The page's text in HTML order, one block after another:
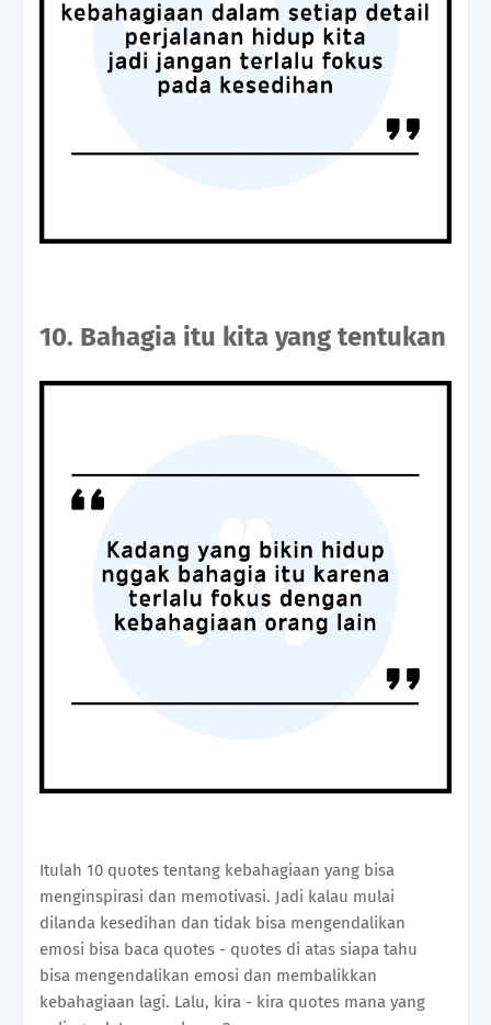
10. Bahagia itu kita yang tentukan
Itulah 10 quotes tentang kebahagiaan yang bisa
menginspirasi dan memotivasi. Jadi kalau mulai
dilanda kesedihan dan tidak bisa mengendalikan
emosi bisa baca quotes - quotes di atas siapa tahu
bisa mengendalikan emosi dan membalikkan
kebahagiaan lagi. Lalu, kira - kira quotes mana yang